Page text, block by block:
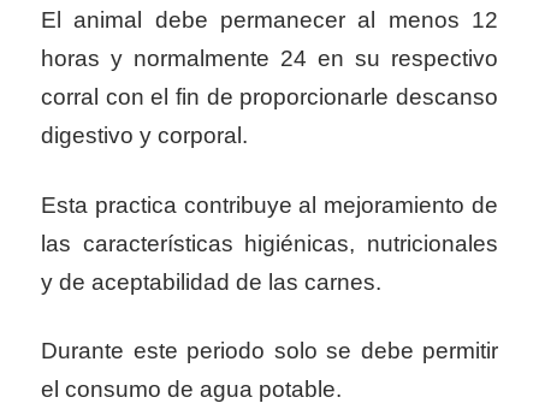
El animal debe permanecer al menos 12
horas y normalmente 24 en su respectivo
corral con el fin de proporcionarle descanso
digestivo y corporal.
Esta practica contribuye al mejoramiento de
las características higiénicas, nutricionales
y de aceptabilidad de las carnes.
Durante este periodo solo se debe permitir
el consumo de agua potable.